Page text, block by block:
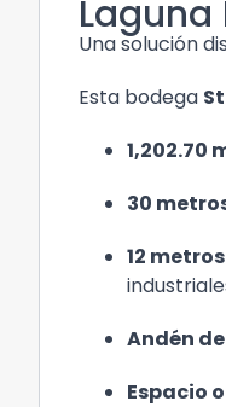
Laguna
Una solución
Esta bodega
1,202.70
30
12
Andén
Espacio